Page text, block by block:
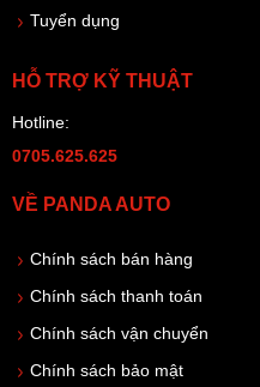
Tuyển dụng
HỖ TRỢ KỸ THUẬT
Hotline:
0705.625.625
VỀ PANDA AUTO
Chính sách bán hàng
Chính sách thanh toán
Chính sách vận chuyển
Chính sách bảo mật